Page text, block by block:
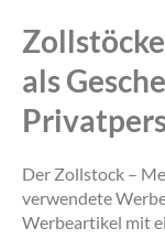
als
Der Zollstock –
verwendete
Werbeartikel mit